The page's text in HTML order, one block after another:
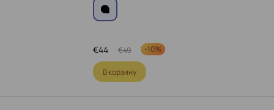
44
€ 49
€ -10%
В корзину